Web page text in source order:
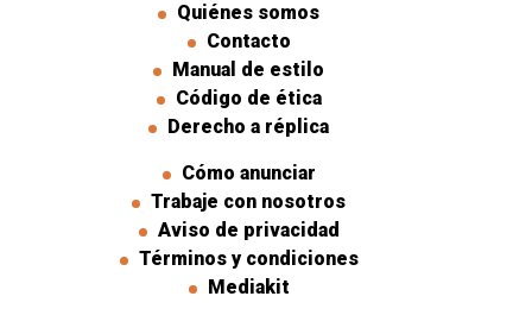
Quiénes somos
Contacto
Manual de estilo
Código de ética
Derecho a réplica
Cómo anunciar
Trabaje con nosotros
Aviso de privacidad
Términos y condiciones
Mediakit